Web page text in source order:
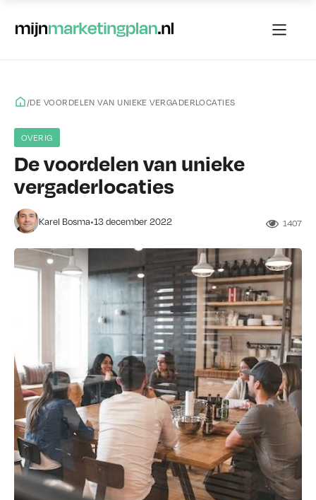
/DE VOORDELEN VAN UNIEKE VERGADERLOCATIES
OVERIG
De voordelen van unieke
vergaderlocaties
Karel Bosma•13 december 2022 1407